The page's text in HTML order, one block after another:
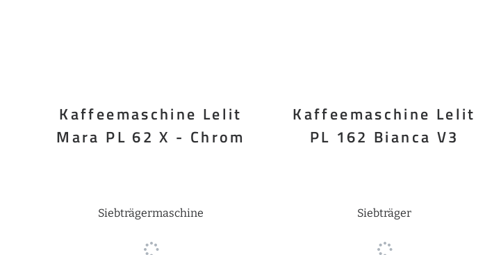
Kaffeemaschine Lelit
Mara PL 62 X - Chrom
Siebträgermaschine
Kaffeemaschine Lelit
PL 162 Bianca V3
Siebträger